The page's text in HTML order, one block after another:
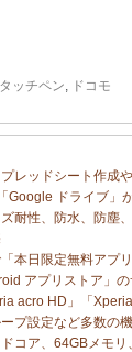
タッチペン, ドコモ
レッドシート作成
Google ドライブ」
耐性、防水、防塵
本日限定無料アプ
アプリストア」
acro HD」「
プ設定など多数の
コア、64GBメモリ